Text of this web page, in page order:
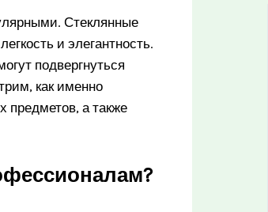
Стеклянные
и элегантность.
подвергнуться
как именно
предметов, а также